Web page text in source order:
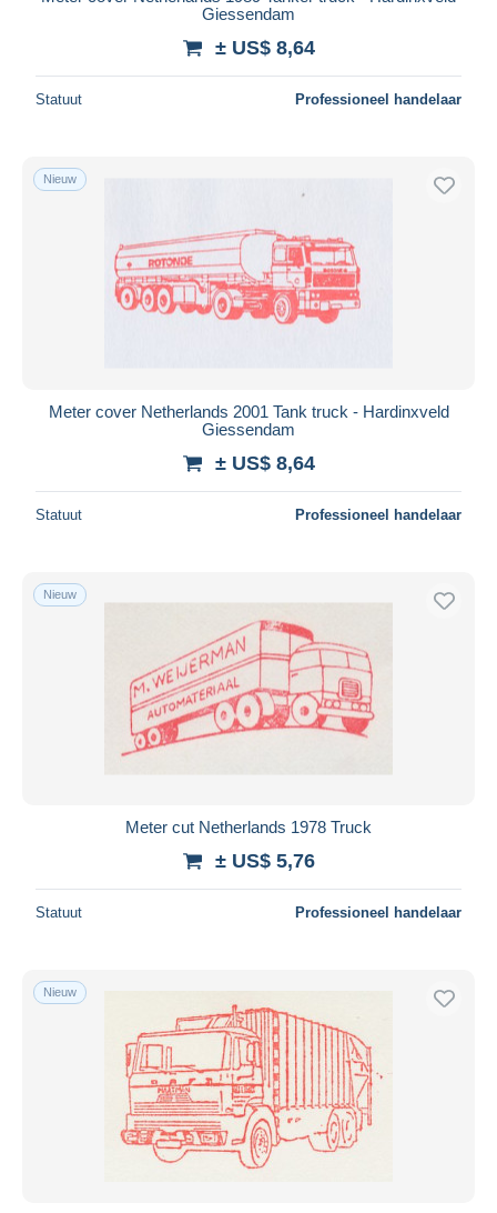
Giessendam
± US$ 8,64
Statuut Professioneel handelaar
Nieuw
Meter cover Netherlands 2001 Tank truck - Hardinxveld
Giessendam
± US$ 8,64
Statuut Professioneel handelaar
Nieuw
Meter cut Netherlands 1978 Truck
± US$ 5,76
Statuut Professioneel handelaar
Nieuw